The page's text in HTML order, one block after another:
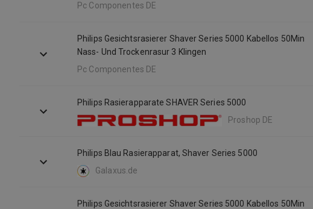
Pc Componentes DE
Philips Gesichtsrasierer Shaver Series 5000 Kabellos 50Min
Nass- Und Trockenrasur 3 Klingen
Pc Componentes DE
Philips Rasierapparate SHAVER Series 5000
Proshop DE
Philips Blau Rasierapparat, Shaver Series 5000
Galaxus.de
Philips Gesichtsrasierer Shaver Series 5000 Kabellos 50Min